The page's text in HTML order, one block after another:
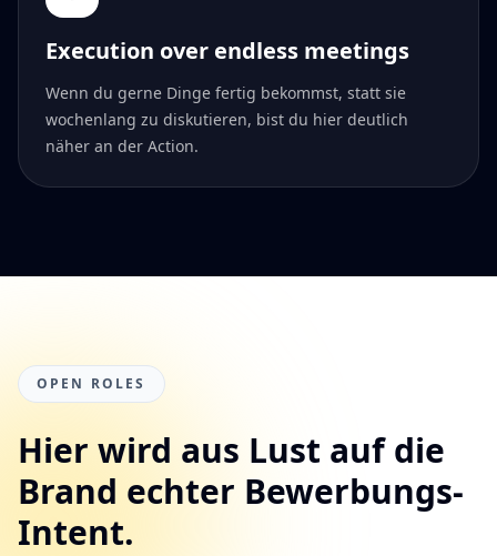
Execution over endless meetings
Wenn du gerne Dinge fertig bekommst, statt sie
wochenlang zu diskutieren, bist du hier deutlich
näher an der Action.
OPEN ROLES
Hier wird aus Lust auf die
Brand echter Bewerbungs-
Intent.